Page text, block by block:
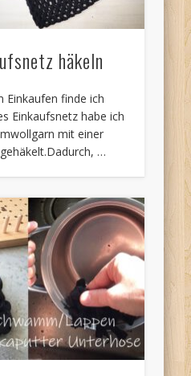
häkeln
Einkaufen finde ich
Einkaufsnetz habe ich
mit einer
…